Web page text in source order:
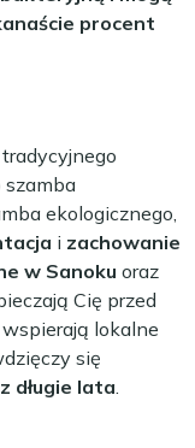
procent
szamba
ekologicznego,
i zachowanie
w Sanoku oraz
Cię przed
wspierają lokalne
się
długie lata.